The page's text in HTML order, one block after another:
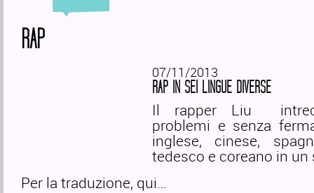
RAP
07/11/2013
RAP IN SEI LINGUE DIVERSE
Il rapper Liu
problemi e senza
inglese, cinese,
tedesco e coreano in un
Per la traduzione, qui…